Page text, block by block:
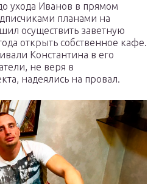
ухода Иванов в прямом
планами на
осуществить заветную
открыть собственное кафе.
Константина в его
не веря в
надеялись на провал.